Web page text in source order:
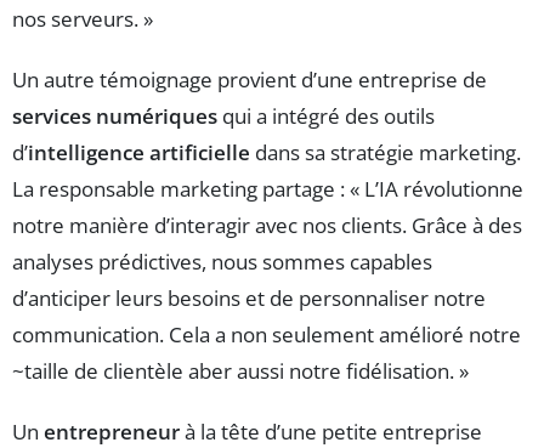
nos serveurs. »
Un autre témoignage provient d’une entreprise de
services numériques qui a intégré des outils
d’intelligence artificielle dans sa stratégie marketing.
La responsable marketing partage : « L’IA révolutionne
notre manière d’interagir avec nos clients. Grâce à des
analyses prédictives, nous sommes capables
d’anticiper leurs besoins et de personnaliser notre
communication. Cela a non seulement amélioré notre
~taille de clientèle aber aussi notre fidélisation. »
Un entrepreneurà la tête d’une petite entreprise